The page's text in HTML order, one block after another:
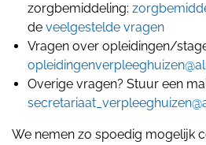
zorgbemiddeling:
de veelgestelde vragen
Vragen over opleidingen/
Overige vragen? Stuur een
We nemen zo spoedig mogelijk